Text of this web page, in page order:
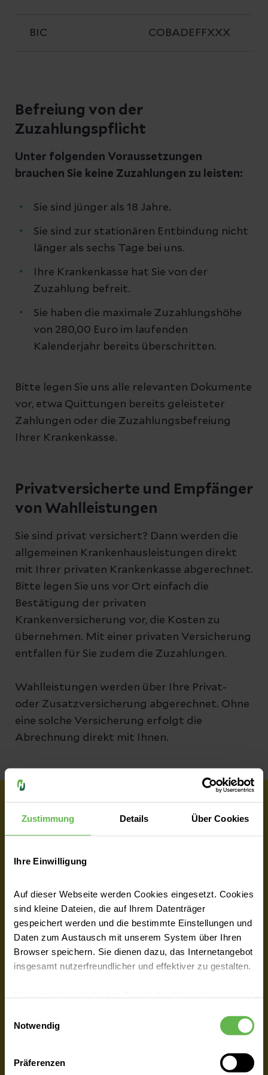
Zustimmung Details Über Cookies
Ihre Einwilligung
Auf dieser Webseite werden Cookies eingesetzt. Cookies
sind kleine Dateien, die auf Ihrem Datenträger
gespeichert werden und die bestimmte Einstellungen und
Daten zum Austausch mit unserem System über Ihren
Browser speichern. Sie dienen dazu, das Internetangebot
insgesamt nutzerfreundlicher und effektiver zu gestalten.
eingesetzt werden.
Es steht Ihnen frei, unsere Seite mit nur den notwendigen
Cookies zu benutzen, eine individuelle Auswahl
Notwendig
Präferenzen
BIC COBADEFFXXX
Befreiung von der
Zuzahlungspflicht
Unter folgenden Voraussetzungen
brauchen Sie keine Zuzahlungen zu leisten:
Sie sind jünger als 18 Jahre.
Sie sind zur stationären Entbindung nicht
länger als sechs Tage bei uns.
Ihre Krankenkasse hat Sie von der
Zuzahlung befreit.
Sie haben die maximale Zuzahlungshöhe
von 280,00 Euro im laufenden
Kalenderjahr bereits überschritten.
Bitte legen Sie uns alle relevanten Dokumente
vor, etwa Quittungen bereits geleisteter
Zahlungen oder die Zuzahlungsbefreiung
Ihrer Krankenkasse.
Privatversicherte und Empfänger
von Wahlleistungen
Sie sind privat versichert? Dann werden die
allgemeinen Krankenhausleistungen direkt
mit Ihrer privaten Krankenkasse abgerechnet.
Bitte legen Sie uns vor Ort einfach die
Bestätigung der privaten
Krankenversicherung vor, die Kosten zu
übernehmen. Mit einer privaten Versicherung
entfallen für Sie zudem die Zuzahlungen.
Wahlleistungen werden über Ihre Privat-
oder Zusatzversicherung abgerechnet. Ohne
eine solche Versicherung erfolgt die
Abrechnung direkt mit Ihnen.
Das könnte Sie auch interessieren
Ein Plus an Service und Komfort
Sie haben eine private Zusatzversicherung,
Selbstzahler während Ihres Klinikaufenthalts
etwas mehr gönnen? Mit unseren
Komfortleistungen sichern Sie sich eine
erstklassige medizinische Versorgung durch
Ihre Wahlärztin oder Ihren Wahlarzt sowie